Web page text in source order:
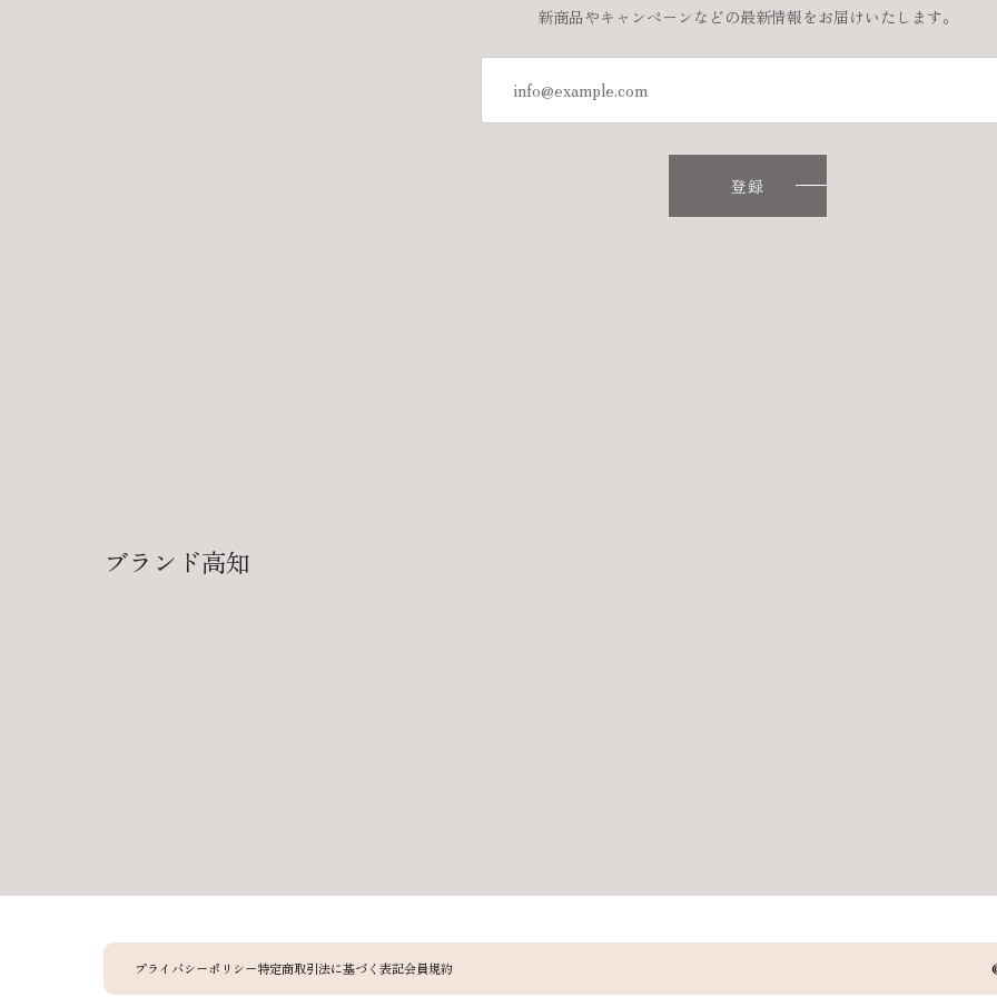
新商品やキャンペーンなどの最新情報をお届けいたします。
登録
ブランド高知
プライバシーポリシー特定商取引法に基づく表記会員規約